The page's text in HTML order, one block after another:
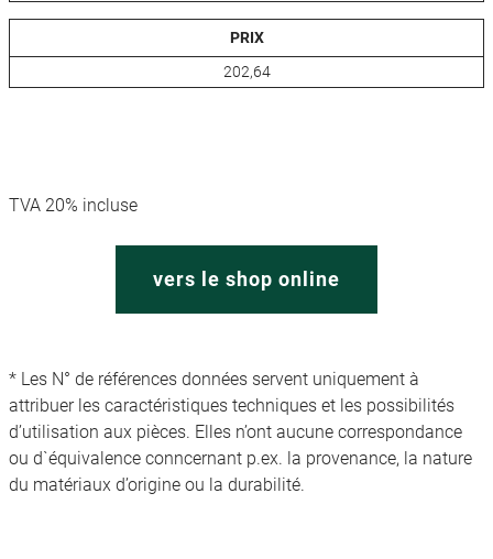
PRIX
202,64
TVA 20% incluse
vers le shop online
* Les N° de références données servent uniquement à
attribuer les caractéristiques techniques et les possibilités
d’utilisation aux pièces. Elles n’ont aucune correspondance
ou d`équivalence conncernant p.ex. la provenance, la nature
du matériaux d’origine ou la durabilité.